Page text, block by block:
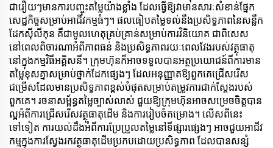
ជារឿយៗមានការបញ្ចុះតម្លៃយ៉ាងខ្លាំង ដែលធ្វើឱ្យវាមានសារៈសំខាន់ផ្នែក
សេដ្ឋកិច្ចសម្រាប់អាជីវកម្មធំៗ។ ផលធៀបតម្លៃទល់នឹងប្រសិទ្ធភាពនៃសន្លឹក
ដែកស៊ីលីកុន គឺជាមូលហេតុគ្រប់គ្រាន់សម្រាប់ការវិនិយោគ ជាពិសេស
នៅពេលពិចារណាអំពីភាពធន់ និងប្រសិទ្ធភាពរយៈពេលវែងរបស់វត្ថុធាតុ
នៅក្នុងកម្មវិធីអគ្គិសនី។ ក្រុមហ៊ុនក៏អាចទទួលបានអត្ថប្រយោជន៍ពីការមាន
តម្លៃខុសគ្នាសម្រាប់ថ្នាក់ដែកផ្សេងៗ ដែលអនុញ្ញាតឱ្យពួកគេជ្រើសរើស
ជម្រើសដែលមានប្រសិទ្ធភាពខ្ពស់បំផុតសម្រាប់តម្រូវការជាក់ស្តែងរបស់
ពួកគេ។ រចនាសម្ព័ន្ធតម្លៃច្បាស់លាស់ ជួយឱ្យក្រុមហ៊ុនអាចសម្រេចចិត្តបាន
ល្អអំពីការជ្រើសរើសវត្ថុធាតុដើម និងការរៀបចំគម្រោង។ លើសពីនេះ
ទៅទៀត ការយល់ដឹងអំពីការប្រែប្រួលតម្លៃនៅទីផ្សារផ្សេងៗ អាចជួយអាជីវ
កម្មក្នុងការស្វែងរកវត្ថុធាតុដើមប្រកបដោយប្រសិទ្ធភាព ដែលបានសន្សំ